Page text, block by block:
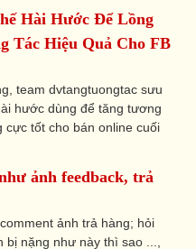
Hài Hước Để Lồng
Tác Hiệu Quả Cho FB
team dvtangtuongtac sưu
hước dùng để tăng tương
cực tốt cho bán online cuối
ảnh feedback, trả
ảnh trả hàng; hỏi
nặng như này thì sao ...,